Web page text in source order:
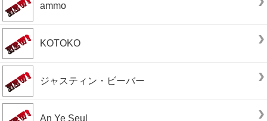
ammo
KOTOKO
ジャスティン・ビーバー
An Ye Seul